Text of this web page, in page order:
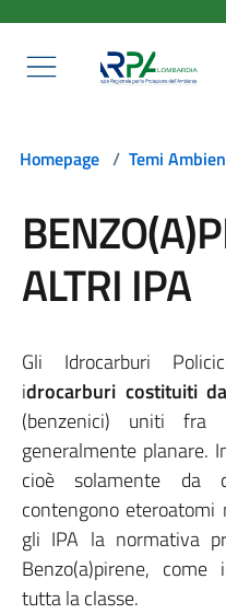
Homepage / Temi
ALTRI IPA
Gli Idrocarburi
idrocarburi costituiti
(benzenici) uniti
generalmente planare.
cioè solamente da
contengono
gli IPA la normativa
Benzo(a)pirene, come
tutta la classe.